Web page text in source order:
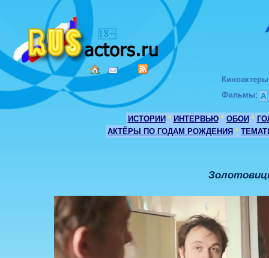
Киноактеры
Фильмы: А
ИСТОРИИ * ИНТЕРВЬЮ * ОБОИ *
АКТЁРЫ ПО ГОДАМ РОЖДЕНИЯ *